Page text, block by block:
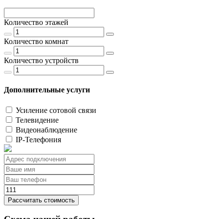
Количество этажей
Количество комнат
Количество устройств
Дополнительные услуги
Усиление сотовой связи
Телевидение
Видеонаблюдение
IP-Телефония
Рассчитать стоимость